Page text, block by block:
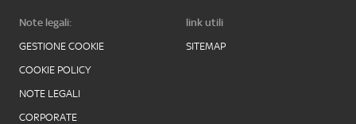
Note legali:
GESTIONE COOKIE
COOKIE POLICY
NOTE LEGALI
CORPORATE
link utili
SITEMAP